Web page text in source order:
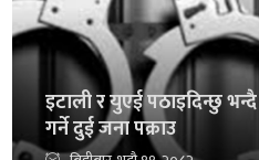
इटाली र युएई पठाइदिन्छु
गर्ने दुई जना पक्राउ